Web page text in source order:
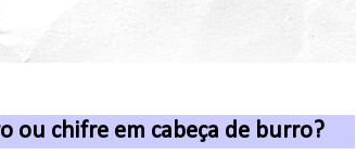
ou chifre em cabeça de burro?